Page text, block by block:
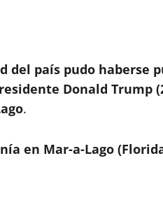
del país pudo haberse
Donald Trump
.
en Mar-a-Lago